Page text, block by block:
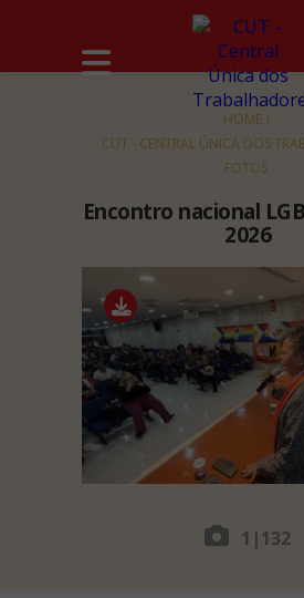
HOME
CUT - CENTRAL ÚNICA DOS
FOTOS
Encontro nacional
2026
1 |132